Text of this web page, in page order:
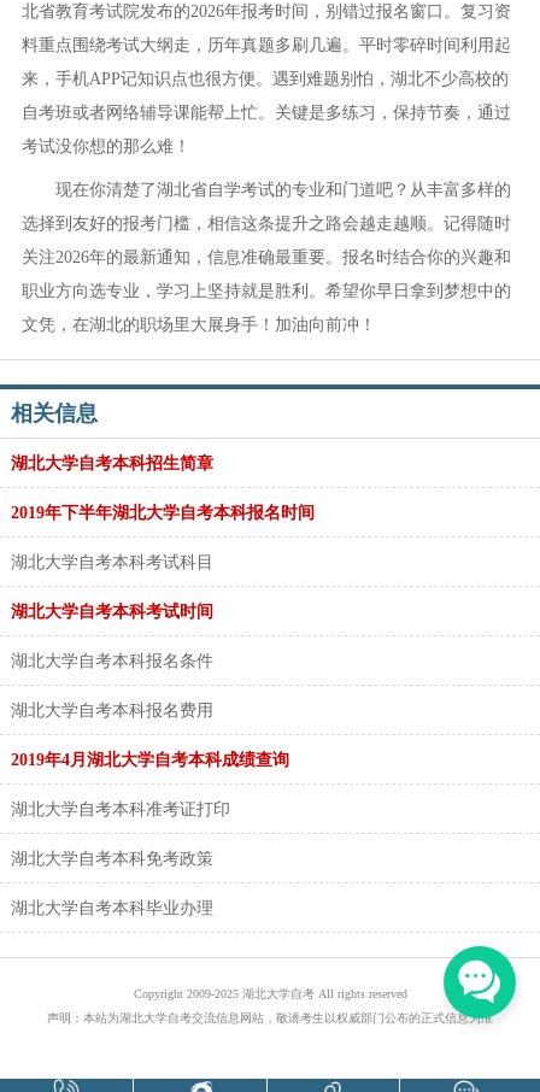
北省教育考试院发布的2026年报考时间，别错过报名窗口。复习资
料重点围绕考试大纲走，历年真题多刷几遍。平时零碎时间利用起
来，手机APP记知识点也很方便。遇到难题别怕，湖北不少高校的
自考班或者网络辅导课能帮上忙。关键是多练习，保持节奏，通过
考试没你想的那么难！
现在你清楚了湖北省自学考试的专业和门道吧？从丰富多样的
选择到友好的报考门槛，相信这条提升之路会越走越顺。记得随时
关注2026年的最新通知，信息准确最重要。报名时结合你的兴趣和
职业方向选专业，学习上坚持就是胜利。希望你早日拿到梦想中的
文凭，在湖北的职场里大展身手！加油向前冲！
相关信息
湖北大学自考本科招生简章
2019年下半年湖北大学自考本科报名时间
湖北大学自考本科考试科目
湖北大学自考本科考试时间
湖北大学自考本科报名条件
湖北大学自考本科报名费用
2019年4月湖北大学自考本科成绩查询
湖北大学自考本科准考证打印
湖北大学自考本科免考政策
湖北大学自考本科毕业办理
Copyright 2009-2025 湖北大学自考 All rights reserved
声明：本站为湖北大学自考交流信息网站，敬请考生以权威部门公布的正式信息为准